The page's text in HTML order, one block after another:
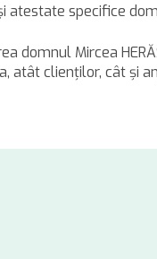
atestate specifice
domnul Mircea
atât clienţilor, cât şi